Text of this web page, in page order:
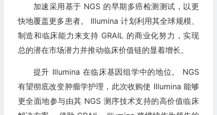
加速采用基于 NGS 的早期多癌检测测试，以更
快地覆盖更多患者。 Illumina 计划利用其全球规模、
制造和临床能力来支持 GRAIL 的商业化努力，实现
总的潜在市场潜力并推动临床价值链的显着增长。
提升 Illumina 在临床基因组学中的地位。 NGS
有望彻底改变肿瘤学护理，此次收购使 Illumina 能够
更全面地参与由其 NGS 测序技术支持的高价值临床